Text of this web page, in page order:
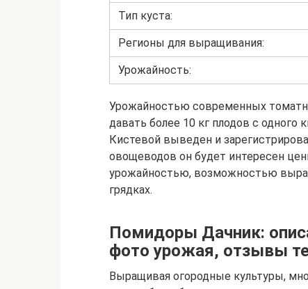
Тип куста:
Регионы для выращивания:
Урожайность:
Урожайностью современных
давать более 10 кг плодов с одного
Кистевой выведен и
овощеводов он будет интересен
урожайностью, возможностью
грядках.
Помидоры Дачник:
фото урожая, отзывы
Выращивая огородные культуры,